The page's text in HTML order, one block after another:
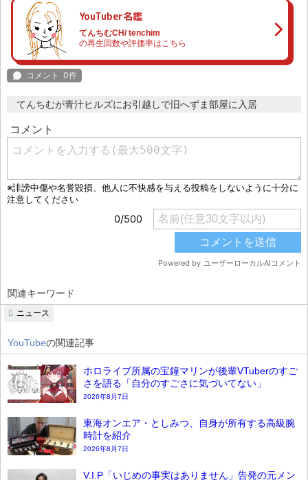
YouTuber名鑑
てんちむCH/ tenchim
の再生回数や評価率はこちら
てんちむが青汁ヒルズにお引越しで旧へずま部屋に入居
関連キーワード
ニュース
YouTubeの関連記事
ホロライブ所属の宝鐘マリンが後輩VTuberのすご
さを語る「自分のすごさに気づいてない」
2026年8月7日
東海オンエア・としみつ、自身が所有する高級腕
時計を紹介
2026年8月7日
V.I.P「いじめの事実はありません」告発の元メン